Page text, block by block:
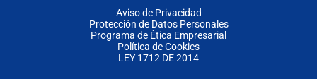
Aviso de Privacidad
Protección de Datos Personales
Programa de Ética Empresarial
Política de Cookies
LEY 1712 DE 2014